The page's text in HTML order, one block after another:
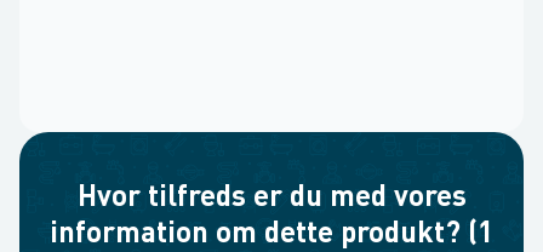
Hvor tilfreds er du med vores
information om dette produkt? (1